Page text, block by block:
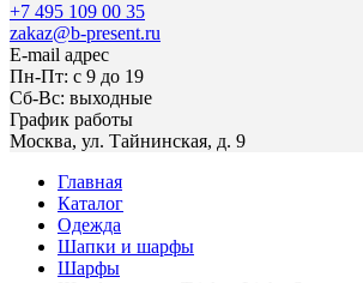
+7 495 109 00 35
zakaz@b-present.ru
E-mail адрес
Пн-Пт: с 9 до 19
Сб-Вс: выходные
График работы
Москва, ул. Тайнинская, д. 9
Главная
Каталог
Одежда
Шапки и шарфы
Шарфы